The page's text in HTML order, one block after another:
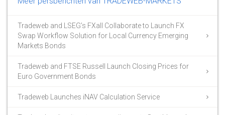
Tradeweb and LSEG’s FXall Collaborate to Launch FX
Swap Workflow Solution for Local Currency Emerging
Markets Bonds
Tradeweb and FTSE Russell Launch Closing Prices for
Euro Government Bonds
Tradeweb Launches iNAV Calculation Service